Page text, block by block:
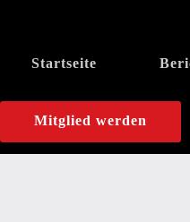
Startseite
Mitglied werden